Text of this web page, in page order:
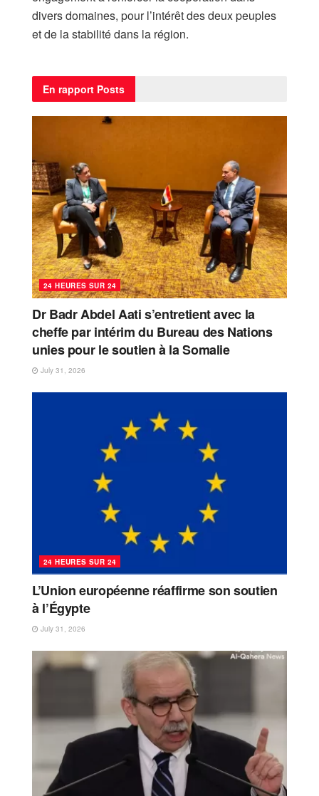
divers domaines, pour l’intérêt des deux peuples
et de la stabilité dans la région.
En rapport Posts
24 HEURES SUR 24
Dr Badr Abdel Aati s’entretient avec la
cheffe par intérim du Bureau des Nations
unies pour le soutien à la Somalie
July 31, 2026
24 HEURES SUR 24
L’Union européenne réaffirme son soutien
à l’Égypte
July 31, 2026